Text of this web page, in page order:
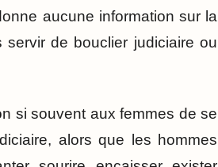
aucune information sur la
servir de bouclier judiciaire ou
si souvent aux femmes de se
alors que les hommes